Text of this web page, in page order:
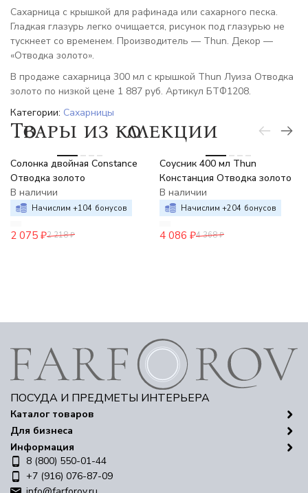
Сахарница с крышкой для рафинада или сахарного песка.
Гладкая глазурь легко очищается, рисунок под глазурью не
тускнеет со временем. Производитель — Thun. Декор —
«Отводка золото».
В продаже сахарница 300 мл с крышкой Thun Луиза Отводка
золото по низкой цене 1 887 руб. Артикул БТФ1208.
Категории: Сахарницы
Товары из коллекции
Солонка двойная Constance
Отводка золото
В наличии
Начислим +104 бонусов
2 075 ₽2 218 ₽
Соусник 400 мл Thun
Констанция Отводка золото
В наличии
Начислим +204 бонусов
4 086 ₽4 368 ₽
ПОСУДА И ПРЕДМЕТЫ ИНТЕРЬЕРА
Каталог товаров
Для бизнеса
Информация
8 (800) 550-01-44
+7 (916) 076-87-09